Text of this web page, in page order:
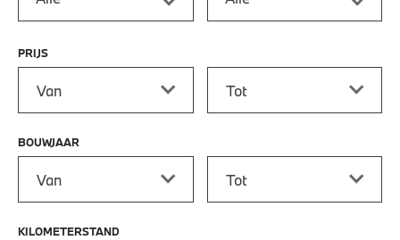
PRIJS
BOUWJAAR
KILOMETERSTAND